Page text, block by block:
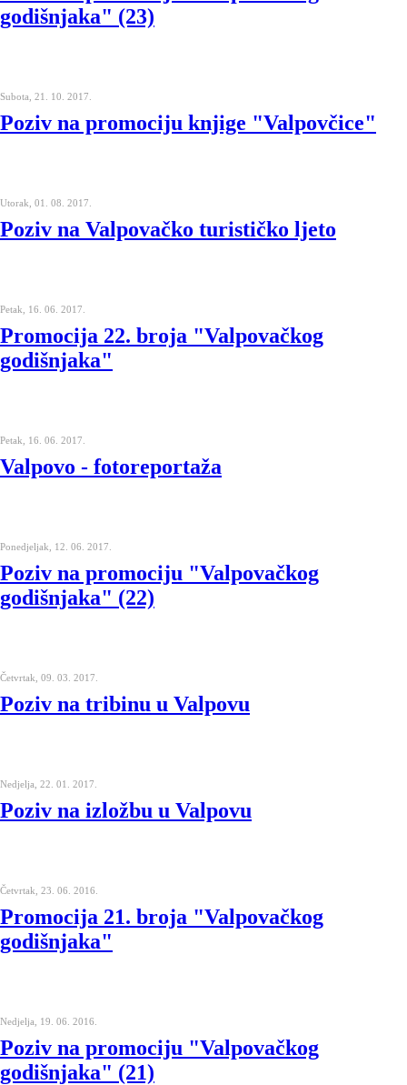
godišnjaka" (23)
Subota, 21. 10. 2017.
Poziv na promociju knjige "Valpovčice"
Utorak, 01. 08. 2017.
Poziv na Valpovačko turističko ljeto
Petak, 16. 06. 2017.
Promocija 22. broja "Valpovačkog
godišnjaka"
Petak, 16. 06. 2017.
Valpovo - fotoreportaža
Ponedjeljak, 12. 06. 2017.
Poziv na promociju "Valpovačkog
godišnjaka" (22)
Četvrtak, 09. 03. 2017.
Poziv na tribinu u Valpovu
Nedjelja, 22. 01. 2017.
Poziv na izložbu u Valpovu
Četvrtak, 23. 06. 2016.
Promocija 21. broja "Valpovačkog
godišnjaka"
Nedjelja, 19. 06. 2016.
Poziv na promociju "Valpovačkog
godišnjaka" (21)